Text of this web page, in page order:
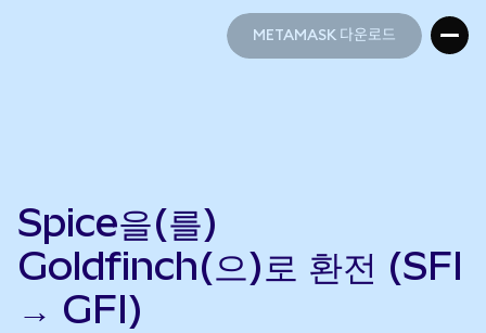
METAMASK 다운로드
Spice을(를)
Goldfinch(으)로 환전 (SFI
→ GFI)